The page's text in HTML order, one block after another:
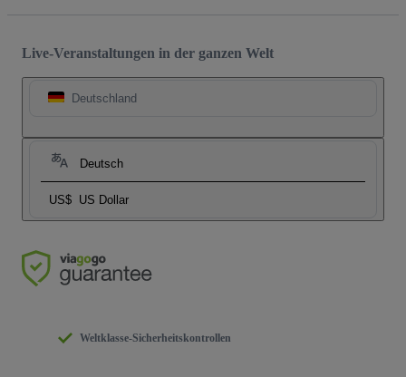
Live-Veranstaltungen in der ganzen Welt
Deutschland
Deutsch
US$ US Dollar
Weltklasse-Sicherheitskontrollen